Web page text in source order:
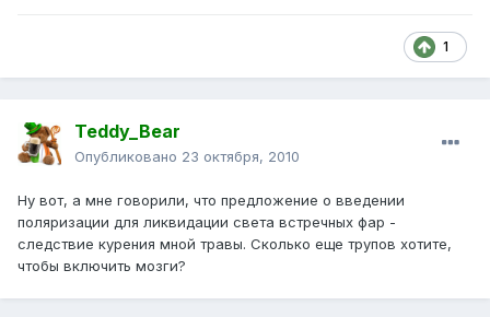
1
Teddy_Bear
Опубликовано 23 октября, 2010
Ну вот, а мне говорили, что предложение о введении
поляризации для ликвидации света встречных фар -
следствие курения мной травы. Сколько еще трупов хотите,
чтобы включить мозги?